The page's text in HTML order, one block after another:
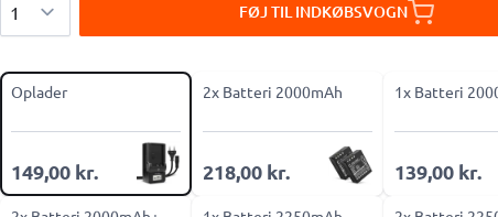
FØJ TIL INDKØBSVOGN
Oplader
149,00 kr.
2x Batteri 2000mAh
218,00 kr.
1x Batteri
139,00 kr.